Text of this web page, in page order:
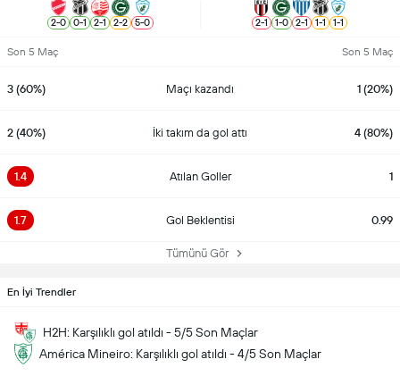
2-0 0-1 2-1 2-2 5-0 2-1 1-0 2-1 1-1 1-1
Son 5 Maç Son 5 Maç
3 (60%) Maçı kazandı 1 (20%)
2 (40%) İki takım da gol attı 4 (80%)
1.4 Atılan Goller 1
1.7 Gol Beklentisi 0.99
Tümünü Gör
En İyi Trendler
H2H: Karşılıklı gol atıldı - 5/5 Son Maçlar
América Mineiro: Karşılıklı gol atıldı - 4/5 Son Maçlar